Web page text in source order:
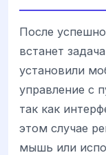
После
встанет
установили
управление с
так как
этом случае
мышь или